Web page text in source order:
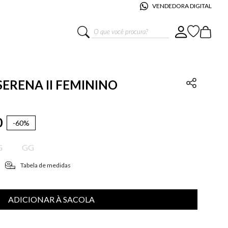
VENDEDORA DIGITAL
O que você procura?
II FEMININO
-60%
GG
Tabela de medidas
ADICIONAR À SACOLA